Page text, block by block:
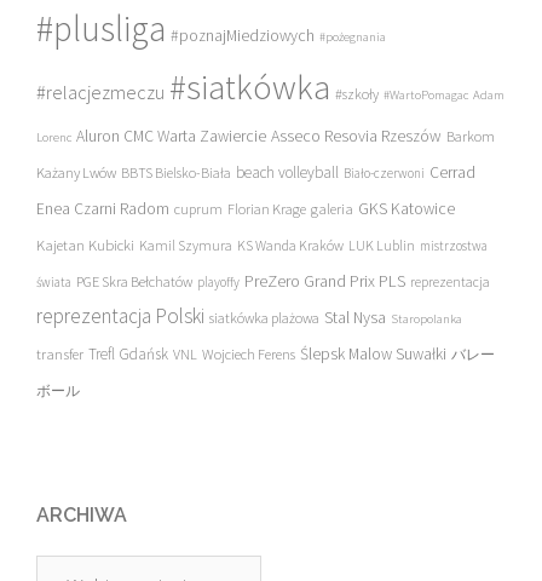
#plusliga #poznajMiedziowych #pożegnania
#relacjezmeczu #siatkówka #szkoły #WartoPomagac Adam
Lorenc Aluron CMC Warta Zawiercie Asseco Resovia Rzeszów Barkom
Każany Lwów BBTS Bielsko-Biała beach volleyball Biało-czerwoni Cerrad
Enea Czarni Radom cuprum Florian Krage galeria GKS Katowice
Kajetan Kubicki Kamil Szymura KS Wanda Kraków LUK Lublin mistrzostwa
świata PGE Skra Bełchatów playoffy PreZero Grand Prix PLS reprezentacja
reprezentacja Polski siatkówka plażowa Stal Nysa Staropolanka
transfer Trefl Gdańsk VNL Wojciech Ferens Ślepsk Malow Suwałki バレー
ボール
ARCHIWA
Archiwa